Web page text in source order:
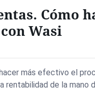
Cómo
Wasi
más efectivo el
rentabilidad de la mano